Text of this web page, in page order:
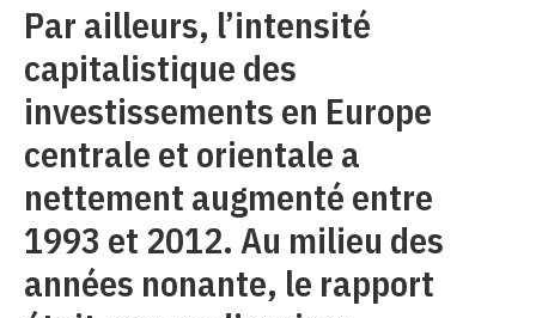
Par ailleurs, l’intensité
capitalistique des
investissements en Europe
centrale et orientale a
nettement augmenté entre
1993 et 2012. Au milieu des
années nonante, le rapport